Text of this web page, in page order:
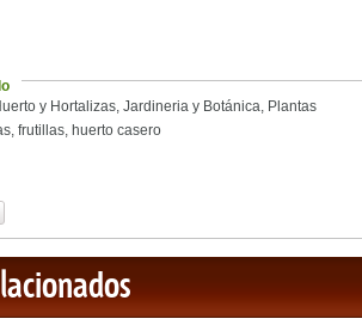
y Hortalizas, Jardineria y Botánica, Plantas
, frutillas, huerto casero